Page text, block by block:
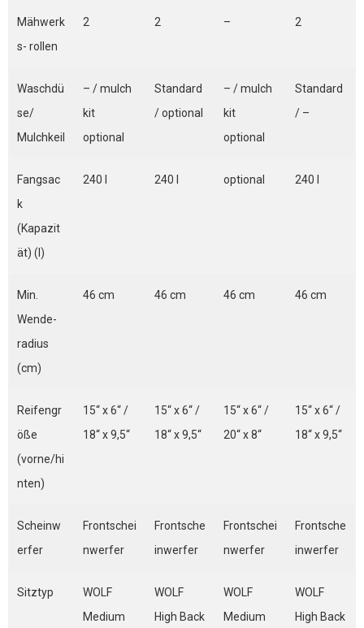
Mähwerk
s- rollen
2 2 – 2
Waschdü
se/
Mulchkeil
– / mulch
kit
optional
Standard
/ optional
– / mulch
kit
optional
Standard
/ –
Fangsac
k
(Kapazit
ät) (l)
240 l 240 l optional 240 l
Min.
Wende-
radius
(cm)
46 cm 46 cm 46 cm 46 cm
Reifengr
öße
(vorne/hi
nten)
15“ x 6“ /
18“ x 9,5“
15“ x 6“ /
18“ x 9,5“
15“ x 6“ /
20“ x 8“
15“ x 6“ /
18“ x 9,5“
Scheinw
erfer
Frontschei
nwerfer
Frontsche
inwerfer
Frontschei
nwerfer
Frontsche
inwerfer
Sitztyp
WOLF
Medium
WOLF
High Back
WOLF
Medium
WOLF
High Back